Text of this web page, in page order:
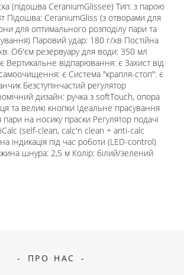
(підошва CeraniumGlissее) Тип: з парою
Підошва: CeraniumGliss (з отворами для
для оптимального розподілу пари та
Паровий удар: 180 г/хв Постійна
Об'єм резервуару для води: 350 мл
Вертикальне відпарювання: є Захист від
є Система "крапля-стоп": є
Безступінчастий регулятор
дизайн: ручка з softTouch, опора
та великі кнопки Ідеальне прасування
пари на носику праски Регулятор подачі
(self-clean, calc'n clean + аnti-calc
індикація під час роботи (LED-control)
шнура: 2,5 м Колір: білий/зелений
ПРО НАС